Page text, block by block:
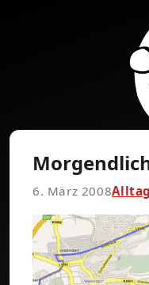
6. März 2008